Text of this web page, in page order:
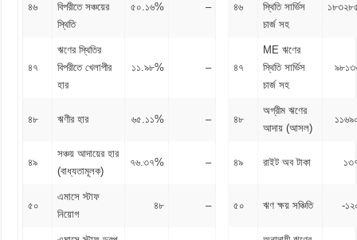
৪৬
বিপরীতে সঞ্চয়ের
স্থিতি
৫০.১৬% – ৪৬
স্থিতি সার্ভিস
চার্জ সহ
৪৭
ঋণের স্থিতির
বিপরীতে খেলাপীর
হার
১১.৯৮% – ৪৭
ME ঋণের
স্থিতি সার্ভিস
চার্জ সহ
৪৮ ঋণীর হার ৬৫.১১% – ৪৮
অগ্রীম ঋণের
আদায় (আসল)
৪৯
সঞ্চয় আদায়ের হার
(বাধ্যতামূলক)
৭৬.৩৭% – ৪৯ রাইট অব টাকা
৫০
এমাসে স্টাফ
নিয়োগ
৪৮ – ৫০ ঋণ ক্ষয় সঞ্চিতি -